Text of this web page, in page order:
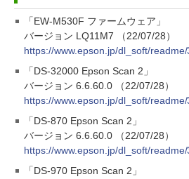
「EW-M530F ファームウェア」
バージョン LQ11M7 （22/07/28）
https://www.epson.jp/dl_soft/
「DS-32000 Epson Scan 2」
バージョン 6.6.60.0 （22/07/28）
https://www.epson.jp/dl_soft/
「DS-870 Epson Scan 2」
バージョン 6.6.60.0 （22/07/28）
https://www.epson.jp/dl_soft/
「DS-970 Epson Scan 2」